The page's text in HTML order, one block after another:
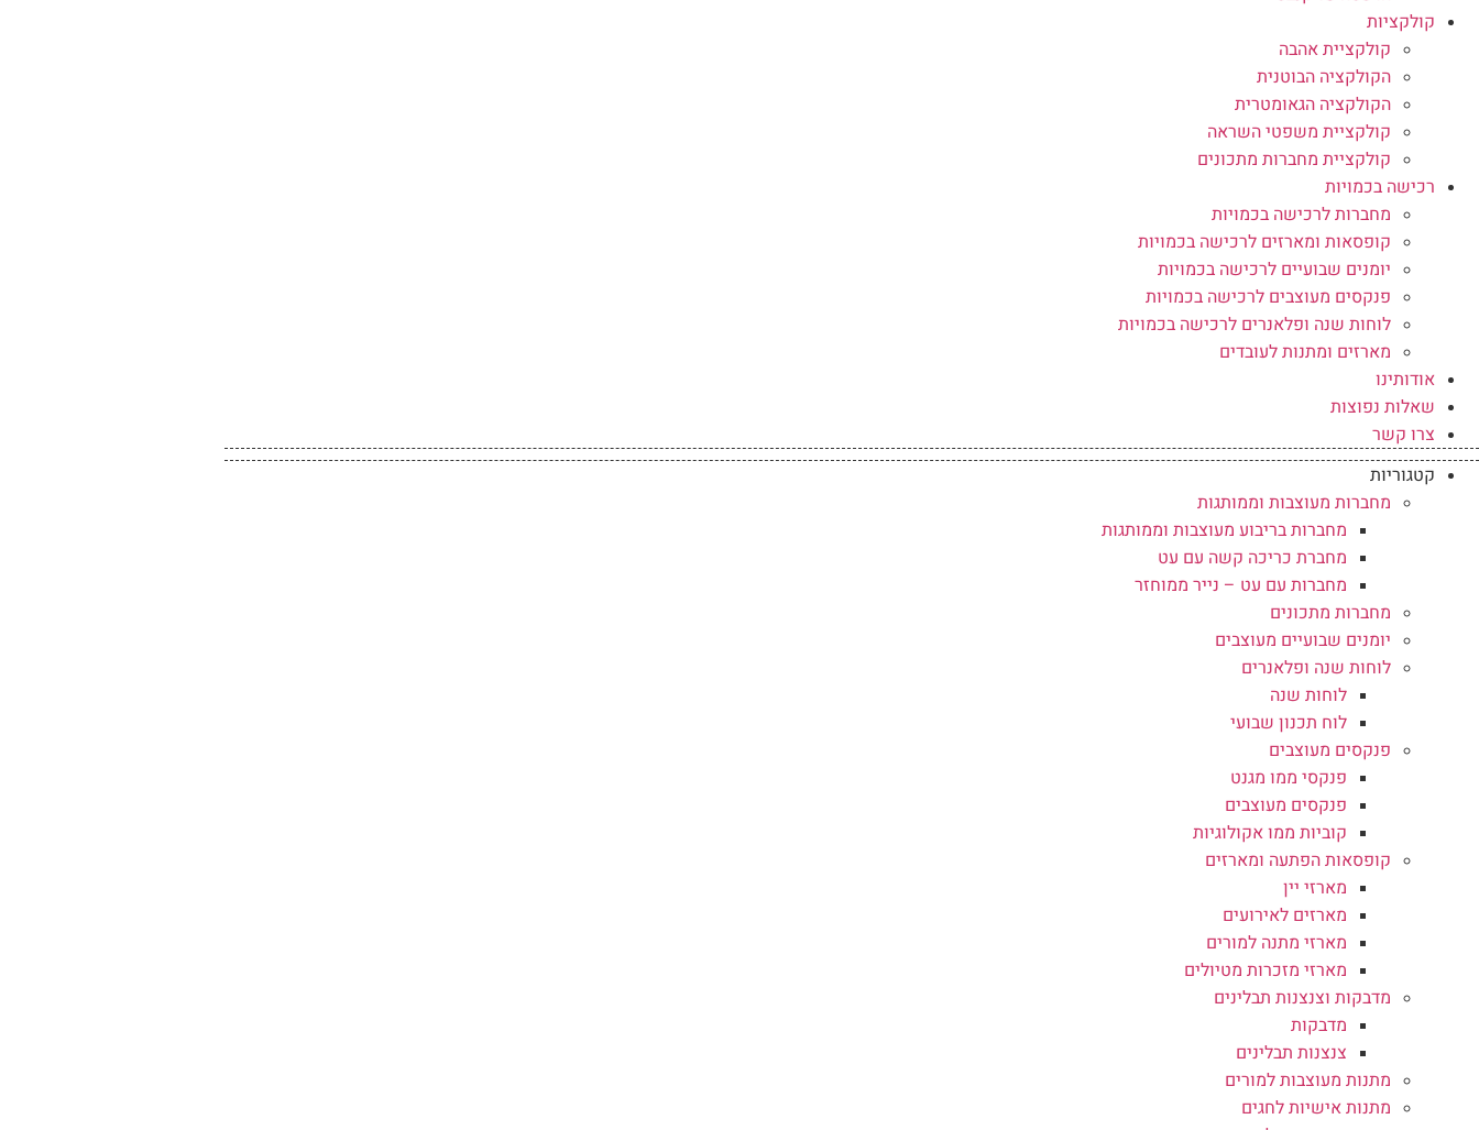
קולקציות
קולקציית אהבה
הקולקציה הבוטנית
הקולקציה הגאומטרית
קולקציית משפטי השראה
קולקציית מחברות מתכונים
רכישה בכמויות
מחברות לרכישה בכמויות
קופסאות ומארזים לרכישה בכמויות
יומנים שבועיים לרכישה בכמויות
פנקסים מעוצבים לרכישה בכמויות
לוחות שנה ופלאנרים לרכישה בכמויות
מארזים ומתנות לעובדים
אודותינו
שאלות נפוצות
צרו קשר
קטגוריות
מחברות מעוצבות וממותגות
מחברות בריבוע מעוצבות וממותגות
מחברת כריכה קשה עם עט
מחברות עם עט – נייר ממוחזר
מחברות מתכונים
יומנים שבועיים מעוצבים
לוחות שנה ופלאנרים
לוחות שנה
לוח תכנון שבועי
פנקסים מעוצבים
פנקסי ממו מגנט
פנקסים מעוצבים
קוביות ממו אקולוגיות
קופסאות הפתעה ומארזים
מארזי יין
מארזים לאירועים
מארזי מתנה למורים
מארזי מזכרות מטיולים
מדבקות וצנצנות תבלינים
מדבקות
צנצנות תבלינים
מתנות מעוצבות למורים
מתנות אישיות לחגים